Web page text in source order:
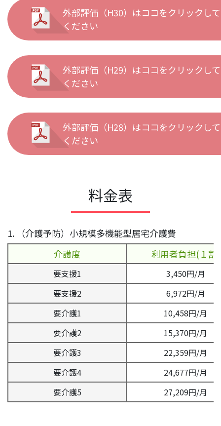
外部評価（H30）はココをクリックして
ください
外部評価（H29）はココをクリックして
ください
外部評価（H28）はココをクリックして
ください
料金表
1. （介護予防）小規模多機能型居宅介護費
介護度
利用者負担(１割)
要支援1
3,450円/月
要支援2
6,972円/月
要介護1
10,458円/月
要介護2
15,370円/月
要介護3
22,359円/月
要介護4
24,677円/月
要介護5
27,209円/月